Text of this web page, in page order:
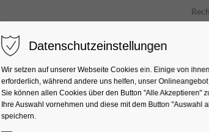
Unterkünfte
Datenschutzeinstellungen
Wir setzen auf unserer Webseite Cookies ein. Einige von
erforderlich, während andere uns helfen, unser
Sie können allen Cookies über den Button "Alle Akzeptieren"
Ihre Auswahl vornehmen und diese mit dem Button "Auswahl
speichern.